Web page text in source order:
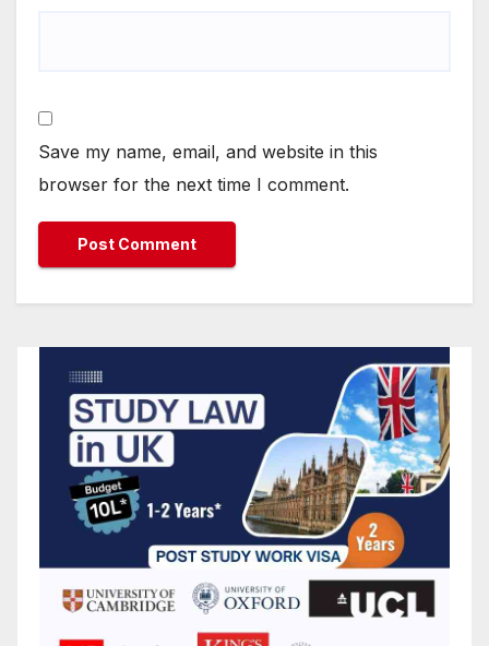
Save my name, email, and website in this
browser for the next time I comment.